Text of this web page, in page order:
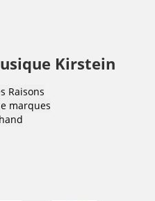
Kirstein
Raisons
marques